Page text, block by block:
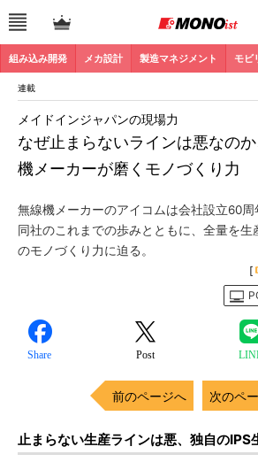
組み込み開発 メカ設計 製造マネジメント モビ
連載
なぜ止まらないラインは悪なの
機メーカーが磨くモノづくり力
メイドインジャパンの現場力
無線機メーカーのアイコムは会社設立60
同社のこれまでの歩みとともに、全量を生
のモノづくり力に迫る。
[
Share Post
前のページへ 次のペ
止まらない生産ラインは悪、独自のIPS